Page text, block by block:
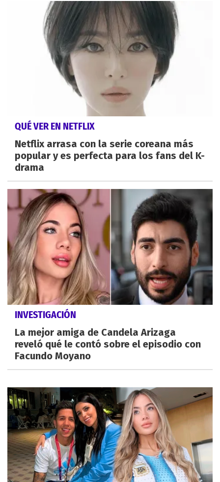
QUÉ VER EN NETFLIX
Netflix arrasa con la serie coreana más
popular y es perfecta para los fans del K-
drama
INVESTIGACIÓN
La mejor amiga de Candela Arizaga
reveló qué le contó sobre el episodio con
Facundo Moyano